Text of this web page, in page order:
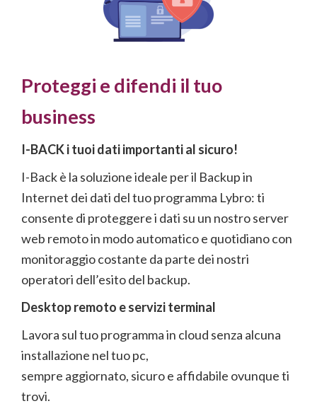
Proteggi e difendi il tuo
business
I-BACK i tuoi dati importanti al sicuro!
I-Back è la soluzione ideale per il Backup in
Internet dei dati del tuo programma Lybro: ti
consente di proteggere i dati su un nostro server
web remoto in modo automatico e quotidiano con
monitoraggio costante da parte dei nostri
operatori dell’esito del backup.
Desktop remoto e servizi terminal
Lavora sul tuo programma in cloud senza alcuna
installazione nel tuo pc,
sempre aggiornato, sicuro e affidabile ovunque ti
trovi.